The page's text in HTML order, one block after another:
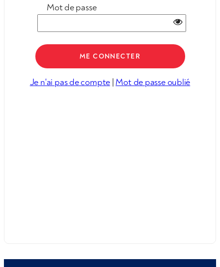
Mot de passe
Je n'ai pas de compte | Mot de passe oublié